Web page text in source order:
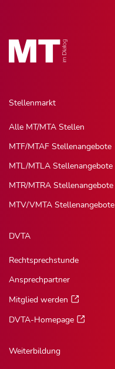
Stellenmarkt
Alle MT/MTA Stellen
MTF/MTAF Stellenangebote
MTL/MTLA Stellenangebote
MTR/MTRA Stellenangebote
MTV/VMTA Stellenangebote
DVTA
Rechtsprechstunde
Ansprechpartner
Mitglied werden
DVTA-Homepage
Weiterbildung